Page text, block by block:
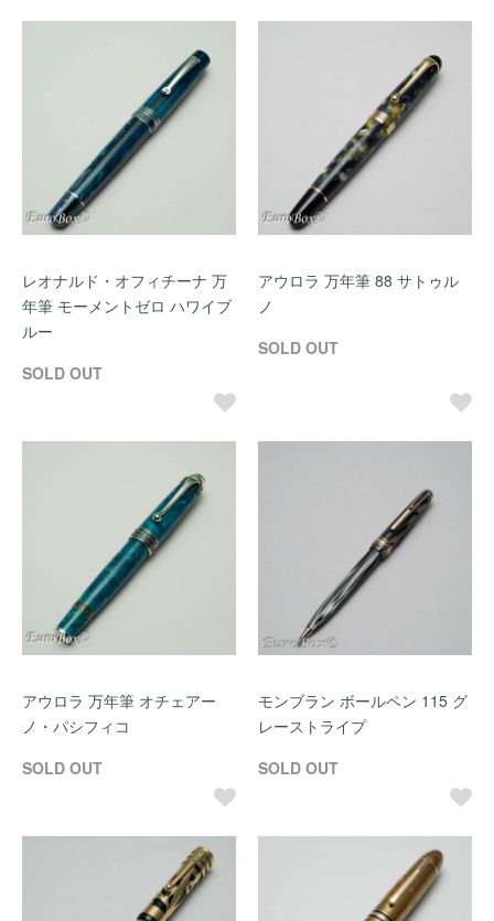
レオナルド・オフィチーナ 万
年筆 モーメントゼロ ハワイブ
ルー
SOLD OUT
アウロラ 万年筆 88 サトゥル
ノ
SOLD OUT
アウロラ 万年筆 オチェアー
ノ・パシフィコ
SOLD OUT
モンブラン ボールペン 115 グ
レーストライプ
SOLD OUT